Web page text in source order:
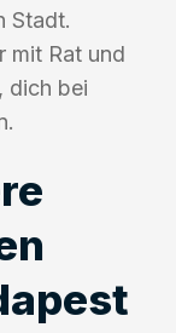
Stadt.
mit Rat und
dich bei